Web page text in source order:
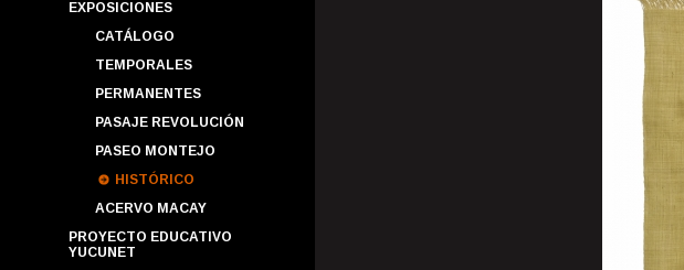
EXPOSICIONES
CATÁLOGO
TEMPORALES
PERMANENTES
PASAJE REVOLUCIÓN
PASEO MONTEJO
HISTÓRICO
ACERVO MACAY
PROYECTO EDUCATIVO
YUCUNET